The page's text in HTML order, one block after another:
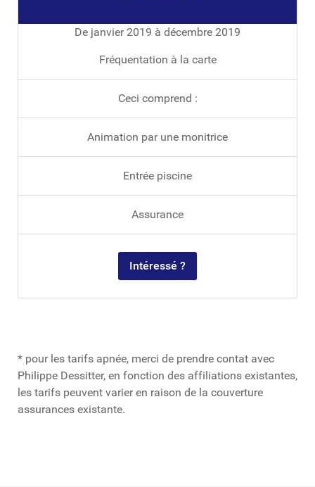
De janvier 2019 à décembre 2019
Fréquentation à la carte
Ceci comprend :
Animation par une monitrice
Entrée piscine
Assurance
Intéressé ?
* pour les tarifs apnée, merci de prendre contat avec
Philippe Dessitter, en fonction des affiliations existantes,
les tarifs peuvent varier en raison de la couverture
assurances existante.